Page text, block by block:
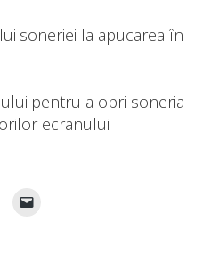
soneriei la apucarea în
pentru a opri soneria
ecranului